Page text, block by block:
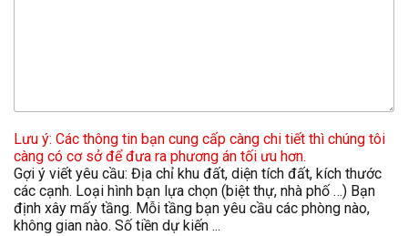
Lưu ý: Các thông tin bạn cung cấp càng chi tiết thì chúng tôi
càng có cơ sở để đưa ra phương án tối ưu hơn.
Gợi ý viết yêu cầu: Địa chỉ khu đất, diện tích đất, kích thước
các cạnh. Loại hình bạn lựa chọn (biệt thự, nhà phố …) Bạn
định xây mấy tầng. Mỗi tầng bạn yêu cầu các phòng nào,
không gian nào. Số tiền dự kiến ...